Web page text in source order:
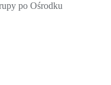
po Ośrodku